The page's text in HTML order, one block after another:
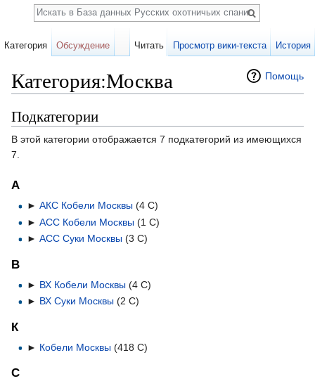
Помощь
Категория:Москва
Подкатегории
В этой категории отображается 7 подкатегорий из имеющихся
7.
А
►АКС Кобели Москвы ‎(4 С)
►АСС Кобели Москвы ‎(1 С)
►АСС Суки Москвы ‎(3 С)
В
► ВХ Кобели Москвы ‎(4 С)
► ВХ Суки Москвы ‎(2 С)
К
► Кобели Москвы ‎(418 С)
С
Категория Обсуждение Читать Просмотр вики-текста История
Поиск